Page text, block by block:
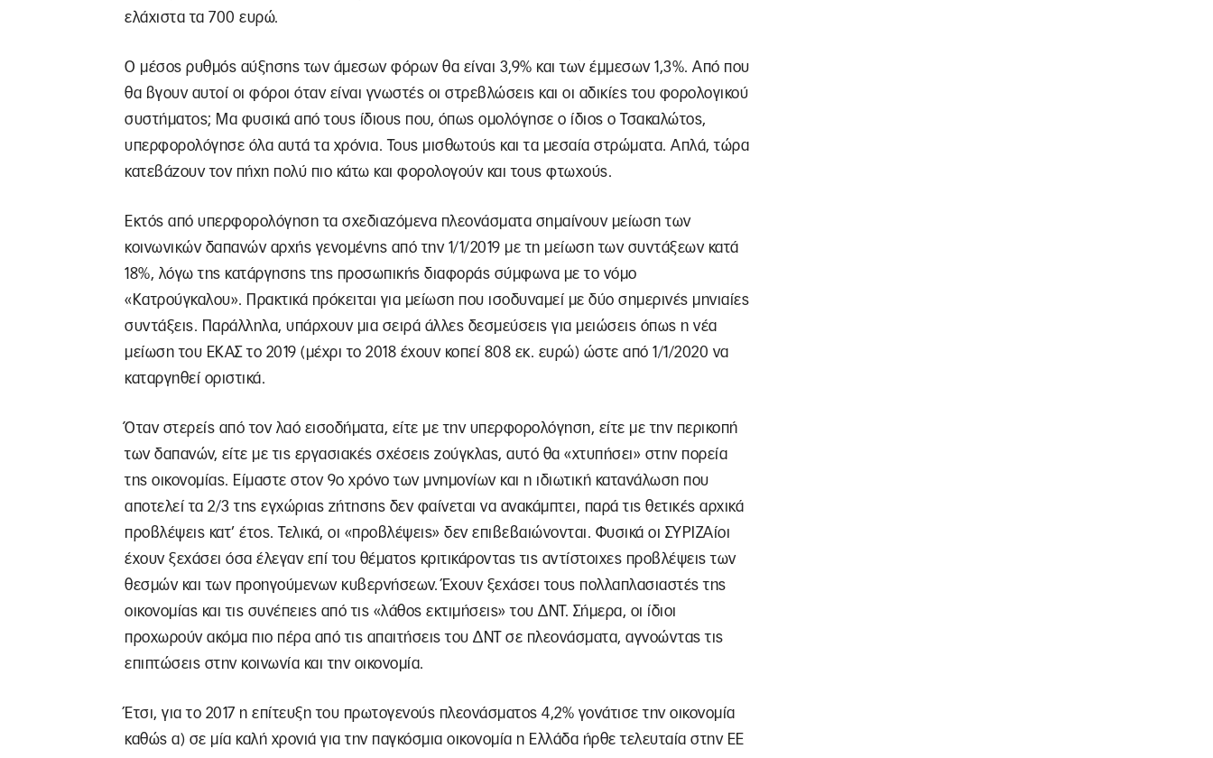
ελάχιστα τα 700 ευρώ.
Ο μέσος ρυθμός αύξησης των άμεσων φόρων θα είναι 3,9% και των έμμεσων 1,3%. Από που
θα βγουν αυτοί οι φόροι όταν είναι γνωστές οι στρεβλώσεις και οι αδικίες του φορολογικού
συστήματος; Μα φυσικά από τους ίδιους που, όπως ομολόγησε ο ίδιος ο Τσακαλώτος,
υπερφορολόγησε όλα αυτά τα χρόνια. Τους μισθωτούς και τα μεσαία στρώματα. Απλά, τώρα
κατεβάζουν τον πήχη πολύ πιο κάτω και φορολογούν και τους φτωχούς.
Εκτός από υπερφορολόγηση τα σχεδιαζόμενα πλεονάσματα σημαίνουν μείωση των
κοινωνικών δαπανών αρχής γενομένης από την 1/1/2019 με τη μείωση των συντάξεων κατά
18%, λόγω της κατάργησης της προσωπικής διαφοράς σύμφωνα με το νόμο
«Κατρούγκαλου». Πρακτικά πρόκειται για μείωση που ισοδυναμεί με δύο σημερινές μηνιαίες
συντάξεις. Παράλληλα, υπάρχουν μια σειρά άλλες δεσμεύσεις για μειώσεις όπως η νέα
μείωση του ΕΚΑΣ το 2019 (μέχρι το 2018 έχουν κοπεί 808 εκ. ευρώ) ώστε από 1/1/2020 να
καταργηθεί οριστικά.
Όταν στερείς από τον λαό εισοδήματα, είτε με την υπερφορολόγηση, είτε με την περικοπή
των δαπανών, είτε με τις εργασιακές σχέσεις ζούγκλας, αυτό θα «χτυπήσει» στην πορεία
της οικονομίας. Είμαστε στον 9ο χρόνο των μνημονίων και η ιδιωτική κατανάλωση που
αποτελεί τα 2/3 της εγχώριας ζήτησης δεν φαίνεται να ανακάμπτει, παρά τις θετικές αρχικά
προβλέψεις κατ’ έτος. Τελικά, οι «προβλέψεις» δεν επιβεβαιώνονται. Φυσικά οι ΣΥΡΙΖΑίοι
έχουν ξεχάσει όσα έλεγαν επί του θέματος κριτικάροντας τις αντίστοιχες προβλέψεις των
θεσμών και των προηγούμενων κυβερνήσεων. Έχουν ξεχάσει τους πολλαπλασιαστές της
οικονομίας και τις συνέπειες από τις «λάθος εκτιμήσεις» του ΔΝΤ. Σήμερα, οι ίδιοι
προχωρούν ακόμα πιο πέρα από τις απαιτήσεις του ΔΝΤ σε πλεονάσματα, αγνοώντας τις
επιπτώσεις στην κοινωνία και την οικονομία.
Έτσι, για το 2017 η επίτευξη του πρωτογενούς πλεονάσματος 4,2% γονάτισε την οικονομία
καθώς α) σε μία καλή χρονιά για την παγκόσμια οικονομία η Ελλάδα ήρθε τελευταία στην ΕΕ